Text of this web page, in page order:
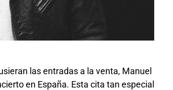
las entradas a la venta, Manuel
en España. Esta cita tan especial